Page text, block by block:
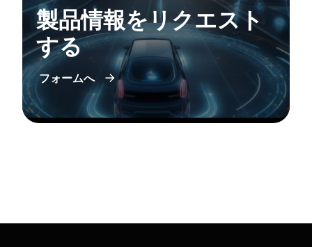
製品情報をリクエスト
する
フォームへ